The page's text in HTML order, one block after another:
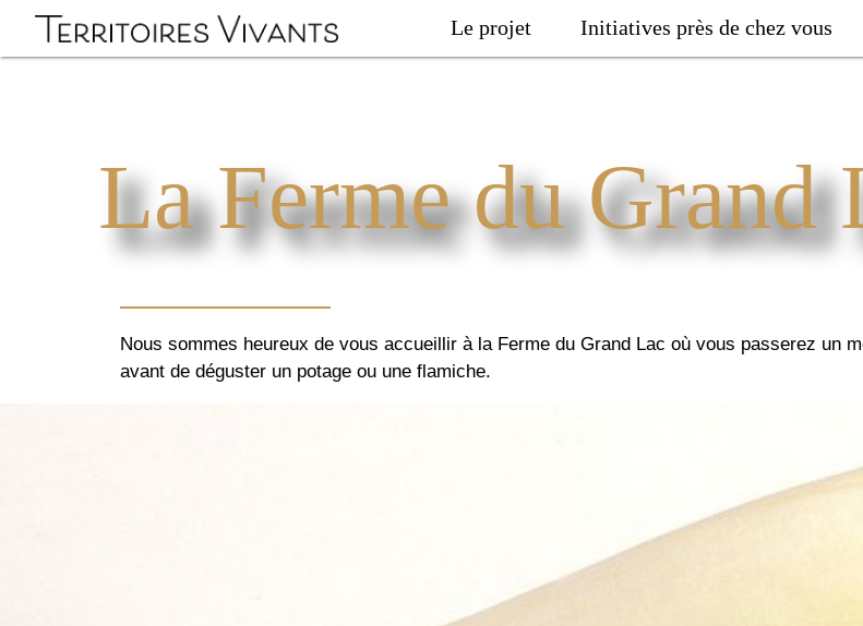
Le projet Initiatives près de chez vous
La Ferme du Grand
Nous sommes heureux de vous accueillir à la Ferme du Grand Lac où vous passerez un
avant de déguster un potage ou une flamiche.